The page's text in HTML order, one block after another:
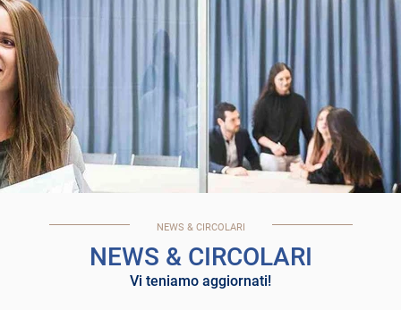
NEWS & CIRCOLARI
NEWS & CIRCOLARI
Vi teniamo aggiornati!